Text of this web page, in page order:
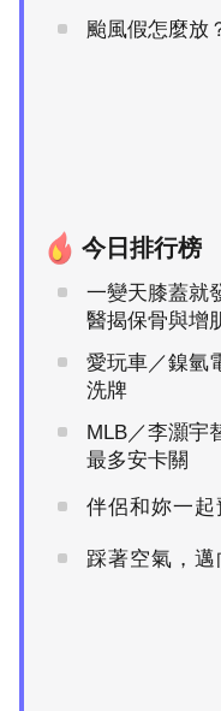
颱風假怎麼放
今日排行榜
一變天膝蓋就
醫揭保骨與增
愛玩車／鎳氫
洗牌
MLB／李灝宇
最多安卡關
伴侶和妳一起
踩著空氣，